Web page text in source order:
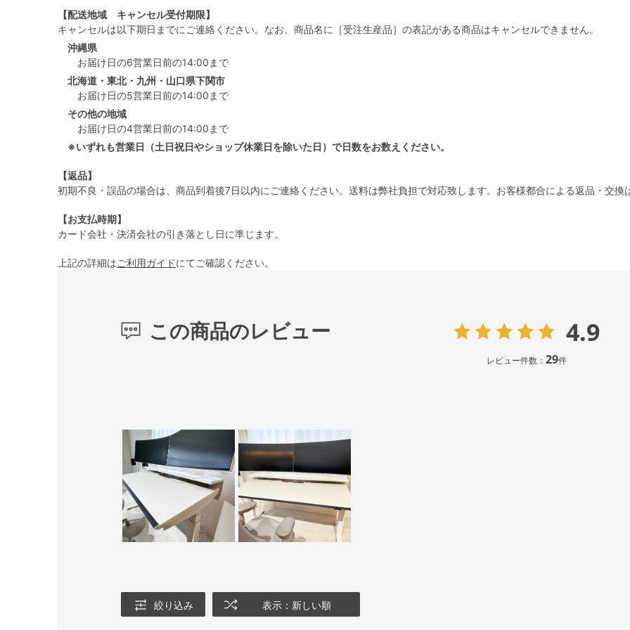
【配送地域 キャンセル受付期限】
キャンセルは以下期日までにご連絡ください。なお、商品名に［受注生産品］の表記がある商品はキャンセルできません。
沖縄県
お届け日の6営業日前の14:00まで
北海道・東北・九州・山口県下関市
お届け日の5営業日前の14:00まで
その他の地域
お届け日の4営業日前の14:00まで
※いずれも営業日（土日祝日やショップ休業日を除いた日）で日数をお数えください。
【返品】
初期不良・誤品の場合は、商品到着後7日以内にご連絡ください。送料は弊社負担で対応致します。お客様都合による返品・交換
【お支払時期】
カード会社・決済会社の引き落とし日に準じます。
上記の詳細はご利用ガイドにてご確認ください。
この商品のレビュー 4.9
レビュー件数： 29件
絞り込み 表示：新しい順